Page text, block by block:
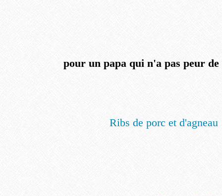
pour un papa qui n'a pas peur de
Ribs de porc et d'agneau